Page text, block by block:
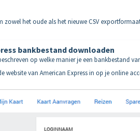
zowel het oude als het nieuwe CSV
bankbestand downloaden
op welke manier je een bankbestand
website van American Express in op je online